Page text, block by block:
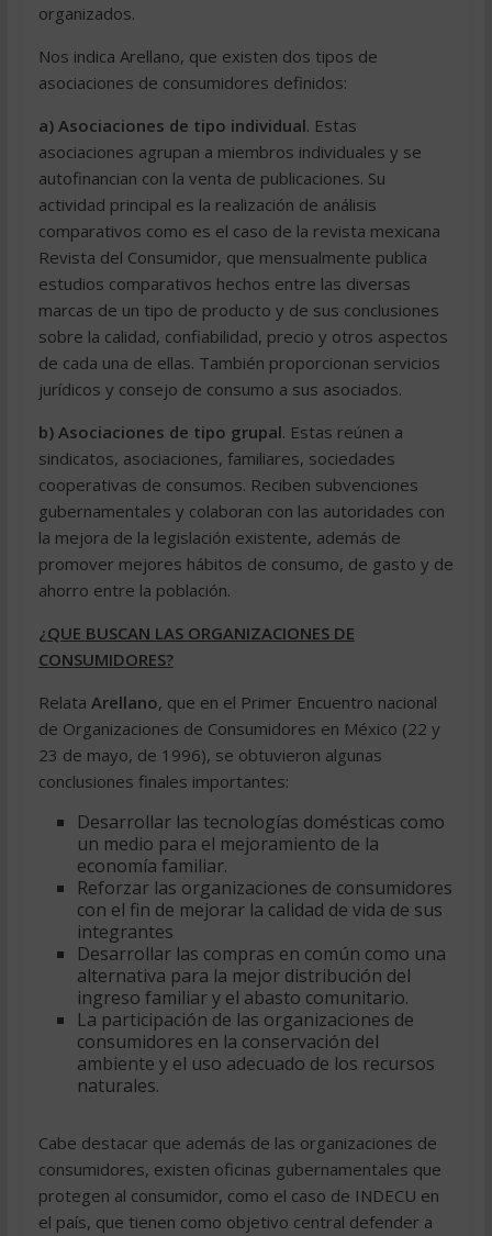
organizados.
Nos indica Arellano, que existen dos tipos de
asociaciones de consumidores definidos:
a) Asociaciones de tipo individual. Estas
asociaciones agrupan a miembros individuales y se
autofinancian con la venta de publicaciones. Su
actividad principal es la realización de análisis
comparativos como es el caso de la revista mexicana
Revista del Consumidor, que mensualmente publica
estudios comparativos hechos entre las diversas
marcas de un tipo de producto y de sus conclusiones
sobre la calidad, confiabilidad, precio y otros aspectos
de cada una de ellas. También proporcionan servicios
jurídicos y consejo de consumo a sus asociados.
b) Asociaciones de tipo grupal. Estas reúnen a
sindicatos, asociaciones, familiares, sociedades
cooperativas de consumos. Reciben subvenciones
gubernamentales y colaboran con las autoridades con
la mejora de la legislación existente, además de
promover mejores hábitos de consumo, de gasto y de
ahorro entre la población.
¿QUE BUSCAN LAS ORGANIZACIONES DE
CONSUMIDORES?
Relata Arellano, que en el Primer Encuentro nacional
de Organizaciones de Consumidores en México (22 y
23 de mayo, de 1996), se obtuvieron algunas
conclusiones finales importantes:
Desarrollar las tecnologías domésticas como
un medio para el mejoramiento de la
economía familiar.
Reforzar las organizaciones de consumidores
con el fin de mejorar la calidad de vida de sus
integrantes
Desarrollar las compras en común como una
alternativa para la mejor distribución del
ingreso familiar y el abasto comunitario.
La participación de las organizaciones de
consumidores en la conservación del
ambiente y el uso adecuado de los recursos
naturales.
Cabe destacar que además de las organizaciones de
consumidores, existen oficinas gubernamentales que
protegen al consumidor, como el caso de INDECU en
el país, que tienen como objetivo central defender a